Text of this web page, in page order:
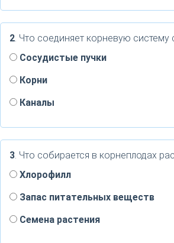
2. Что соединяет корневую систему
Сосудистые пучки
Корни
Каналы
3. Что собирается в корнеплодах
Хлорофилл
Запас питательных веществ
Семена растения